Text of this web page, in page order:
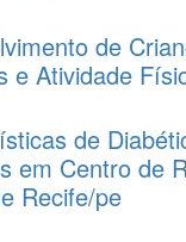
de
e Atividade
de
em Centro de
Recife/pe